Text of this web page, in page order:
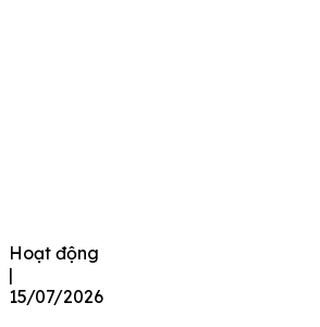
Hoạt động
|
15/07/2026